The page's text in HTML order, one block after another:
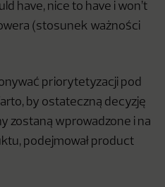
have, nice to have i won’t
(stosunek ważności
priorytetyzacji pod
by ostateczną decyzję
zostaną wprowadzone i na
podejmował product